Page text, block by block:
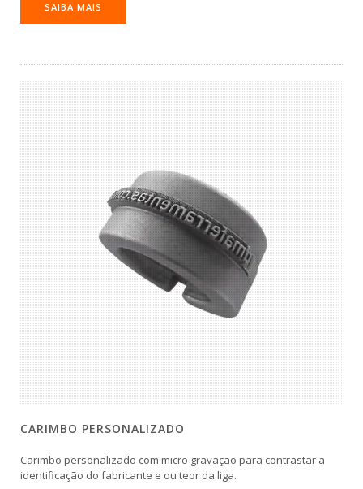
SAIBA MAIS
CARIMBO PERSONALIZADO
Carimbo personalizado com micro gravação para contrastar a
identificação do fabricante e ou teor da liga.